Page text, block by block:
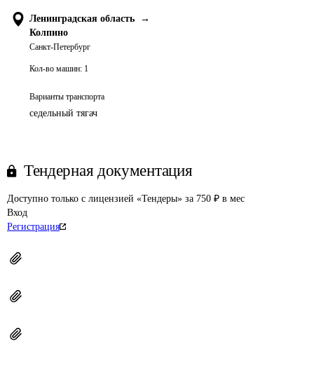
Ленинградская область
→
Колпино
Санкт-Петербург
Кол-во машин: 1
Варианты транспорта
седельный тягач
Тендерная документация
Доступно только с лицензией «Тендеры» за 750 ₽ в мес
Вход
Регистрация